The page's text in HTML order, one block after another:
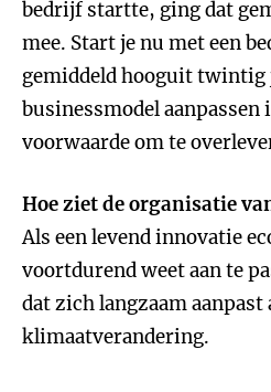
bedrijf startte, ging dat
mee. Start je nu met een
gemiddeld hooguit twintig
businessmodel aanpassen
voorwaarde om te
Hoe ziet de organisatie
Als een levend innovatie
voortdurend weet aan te
dat zich langzaam aanpast
klimaatverandering.